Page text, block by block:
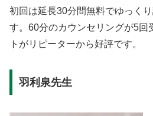
初回は延長30分間無料でゆっく
す。60分のカウンセリングが5回
トがリピーターから好評です。
羽利泉先生